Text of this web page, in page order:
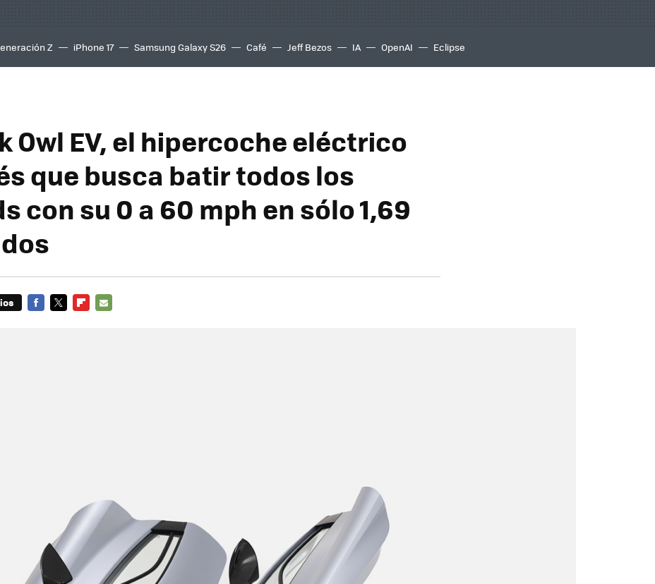
Z iPhone 17 Samsung Galaxy S26 Café Jeff Bezos IA OpenAI Eclipse
Owl EV, el hipercoche eléctrico
que busca batir todos los
con su 0 a 60 mph en sólo 1,69